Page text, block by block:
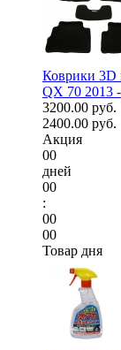
Коврики 3D
QX 70 2013 -
3200.00 руб.
2400.00 руб.
Акция
00
дней
00
:
00
00
Товар дня